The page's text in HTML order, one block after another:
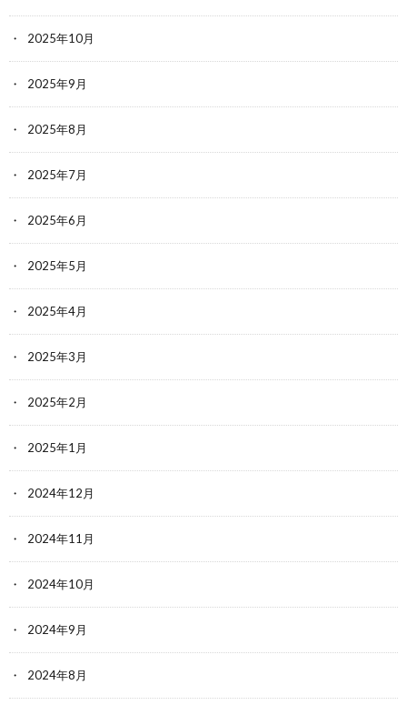
2025年10月
2025年9月
2025年8月
2025年7月
2025年6月
2025年5月
2025年4月
2025年3月
2025年2月
2025年1月
2024年12月
2024年11月
2024年10月
2024年9月
2024年8月